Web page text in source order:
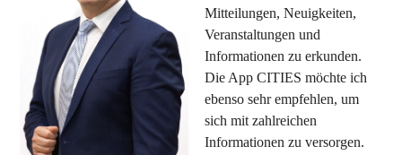
Mitteilungen, Neuigkeiten,
Veranstaltungen und
Informationen zu erkunden.
Die App CITIES möchte ich
ebenso sehr empfehlen, um
sich mit zahlreichen
Informationen zu versorgen.